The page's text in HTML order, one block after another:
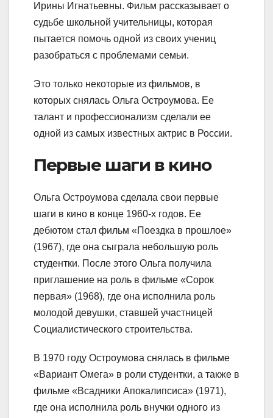
Ирины Игнатьевны. Фильм рассказывает о
судьбе школьной учительницы, которая
пытается помочь одной из своих учениц
разобраться с проблемами семьи.
Это только некоторые из фильмов, в
которых снялась Ольга Остроумова. Ее
талант и профессионализм сделали ее
одной из самых известных актрис в России.
Первые шаги в кино
Ольга Остроумова сделала свои первые
шаги в кино в конце 1960-х годов. Ее
дебютом стал фильм «Поездка в прошлое»
(1967), где она сыграла небольшую роль
студентки. После этого Ольга получила
приглашение на роль в фильме «Сорок
первая» (1968), где она исполнила роль
молодой девушки, ставшей участницей
Социалистического строительства.
В 1970 году Остроумова снялась в фильме
«Вариант Омега» в роли студентки, а также в
фильме «Всадники Апокалипсиса» (1971),
где она исполнила роль внучки одного из